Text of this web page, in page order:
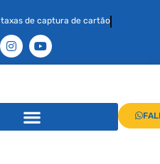
taxas de captura de cartão